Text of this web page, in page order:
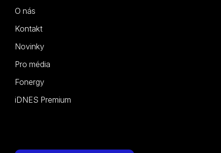
O nás
Kontakt
Novinky
Pro média
Fonergy
iDNES Premium